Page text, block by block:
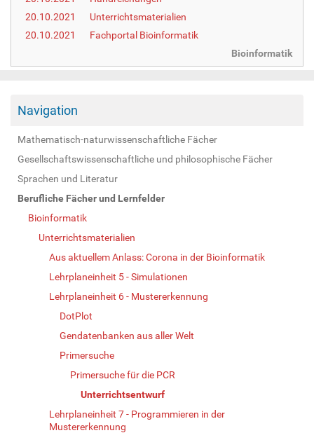
20.10.2021
Unterrichtsmaterialien
20.10.2021
Fachportal Bioinformatik
Bioinformatik
Navigation
Mathematisch-naturwissenschaftliche Fächer
Gesellschaftswissenschaftliche und philosophische Fächer
Sprachen und Literatur
Berufliche Fächer und Lernfelder
Bioinformatik
Unterrichtsmaterialien
Aus aktuellem Anlass: Corona in der Bioinformatik
Lehrplaneinheit 5 - Simulationen
Lehrplaneinheit 6 - Mustererkennung
DotPlot
Gendatenbanken aus aller Welt
Primersuche
Primersuche für die PCR
Unterrichtsentwurf
Lehrplaneinheit 7 - Programmieren in der
Mustererkennung